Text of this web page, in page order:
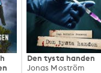
Den tysta handen
Jonas Moström